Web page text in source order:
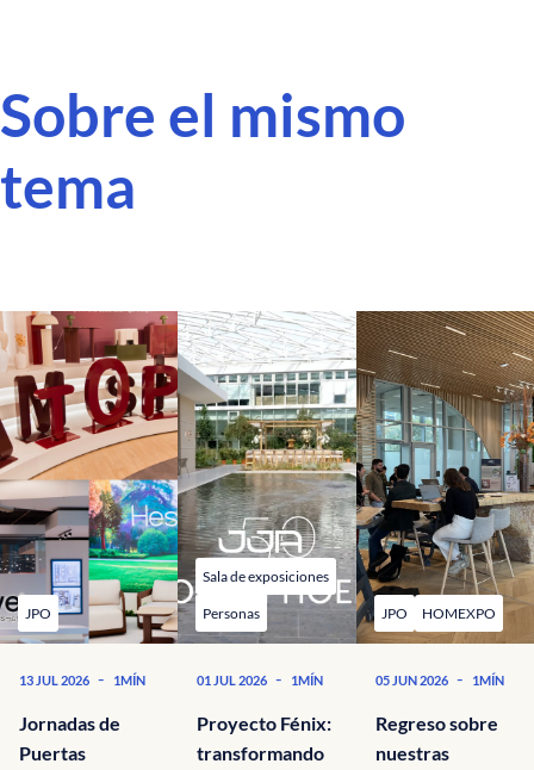
Sobre el mismo
tema
JPO
13 JUL 2026 - 1MÍN
Jornadas de
Puertas
Sala de exposiciones
Personas
01 JUL 2026 - 1MÍN
Proyecto Fénix:
transformando
JPO HOMEXPO
05 JUN 2026 - 1MÍN
Regreso sobre
nuestras